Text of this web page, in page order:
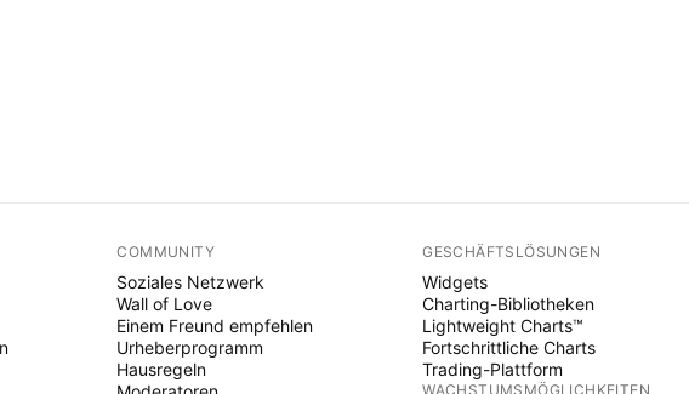
COMMUNITY
Soziales Netzwerk
Wall of Love
Einem Freund empfehlen
Urheberprogramm
Hausregeln
GESCHÄFTSLÖSUNGEN
Widgets
Charting-Bibliotheken
Lightweight Charts™
Fortschrittliche Charts
Trading-Plattform
WACHSTUMSMÖGLICHKEITEN